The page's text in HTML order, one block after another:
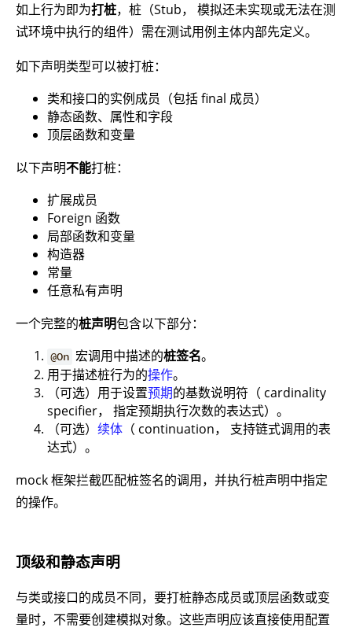
如上行为即为打桩，桩（Stub， 模拟还未实现或无法在测
试环境中执行的组件）需在测试用例主体内部先定义。
如下声明类型可以被打桩：
类和接口的实例成员（包括 final 成员）
静态函数、属性和字段
顶层函数和变量
以下声明不能打桩：
扩展成员
Foreign 函数
局部函数和变量
构造器
常量
任意私有声明
一个完整的桩声明包含以下部分：
@On 宏调用中描述的桩签名。
用于描述桩行为的操作。
（可选）用于设置预期的基数说明符（ cardinality
specifier， 指定预期执行次数的表达式）。
（可选） 续体 （ continuation， 支持链式调用的表
达式）。
mock 框架拦截匹配桩签名的调用，并执行桩声明中指定
的操作。
顶级和静态声明
与类或接口的成员不同，要打桩静态成员或顶层函数或变
量时，不需要创建模拟对象。这些声明应该直接使用配置